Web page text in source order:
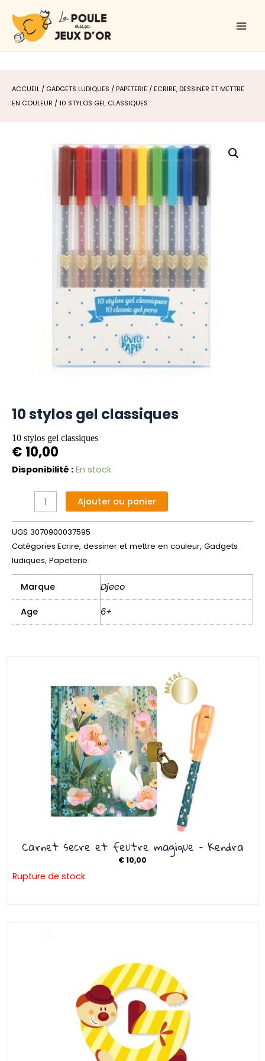
contenu
ACCUEIL / GADGETS LUDIQUES /PAPETERIE /ECRIRE, DESSINER ET METTRE
EN COULEUR / 10 STYLOS GEL CLASSIQUES
10 stylos gel classiques
10 stylos gel classiques
€ 10,00
Disponibilité : En stock
quantité
stylos
gel
Ajouter au panier
UGS 3070900037595
Catégories Ecrire, dessiner et mettre en couleur, Gadgets
ludiques, Papeterie
Marque Djeco
Age 6+
Carnet secre et feutre magique – Kendra
€10,00
Rupture de stock